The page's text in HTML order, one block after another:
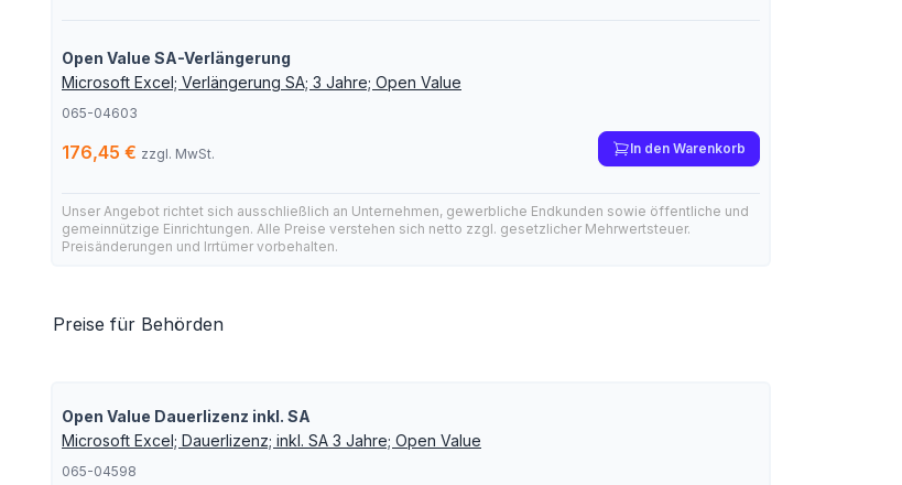
Open Value SA-Verlängerung
Microsoft Excel; Verlängerung SA; 3 Jahre; Open Value
065-04603
176,45 € zzgl. MwSt. In den Warenkorb
Unser Angebot richtet sich ausschließlich an Unternehmen, gewerbliche Endkunden sowie öffentliche und
gemeinnützige Einrichtungen. Alle Preise verstehen sich netto zzgl. gesetzlicher Mehrwertsteuer.
Preisänderungen und Irrtümer vorbehalten.
Preise für Behörden
Open Value Dauerlizenz inkl. SA
Microsoft Excel; Dauerlizenz; inkl. SA 3 Jahre; Open Value
065-04598